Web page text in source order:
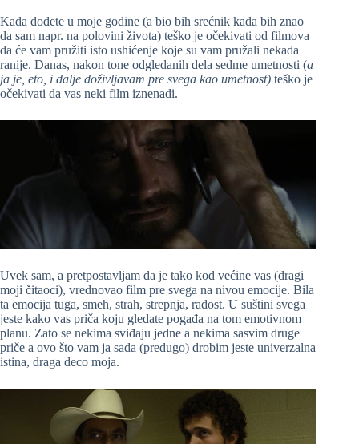
Kada dođete u moje godine (a bio bih srećnik kada bih znao
da sam napr. na polovini života) teško je očekivati od filmova
da će vam pružiti isto ushićenje koje su vam pružali nekada
ranije. Danas, nakon tone odgledanih dela sedme umetnosti (a
ja je, eto, i dalje doživljavam pre svega kao umetnost) teško je
očekivati da vas neki film iznenadi.
Uvek sam, a pretpostavljam da je tako kod većine vas (dragi
moji čitaoci), vrednovao film pre svega na nivou emocije. Bila
ta emocija tuga, smeh, strah, strepnja, radost. U suštini svega
jeste kako vas priča koju gledate pogađa na tom emotivnom
planu. Zato se nekima sviđaju jedne a nekima sasvim druge
priče a ovo što vam ja sada (predugo) drobim jeste univerzalna
istina, draga deco moja.